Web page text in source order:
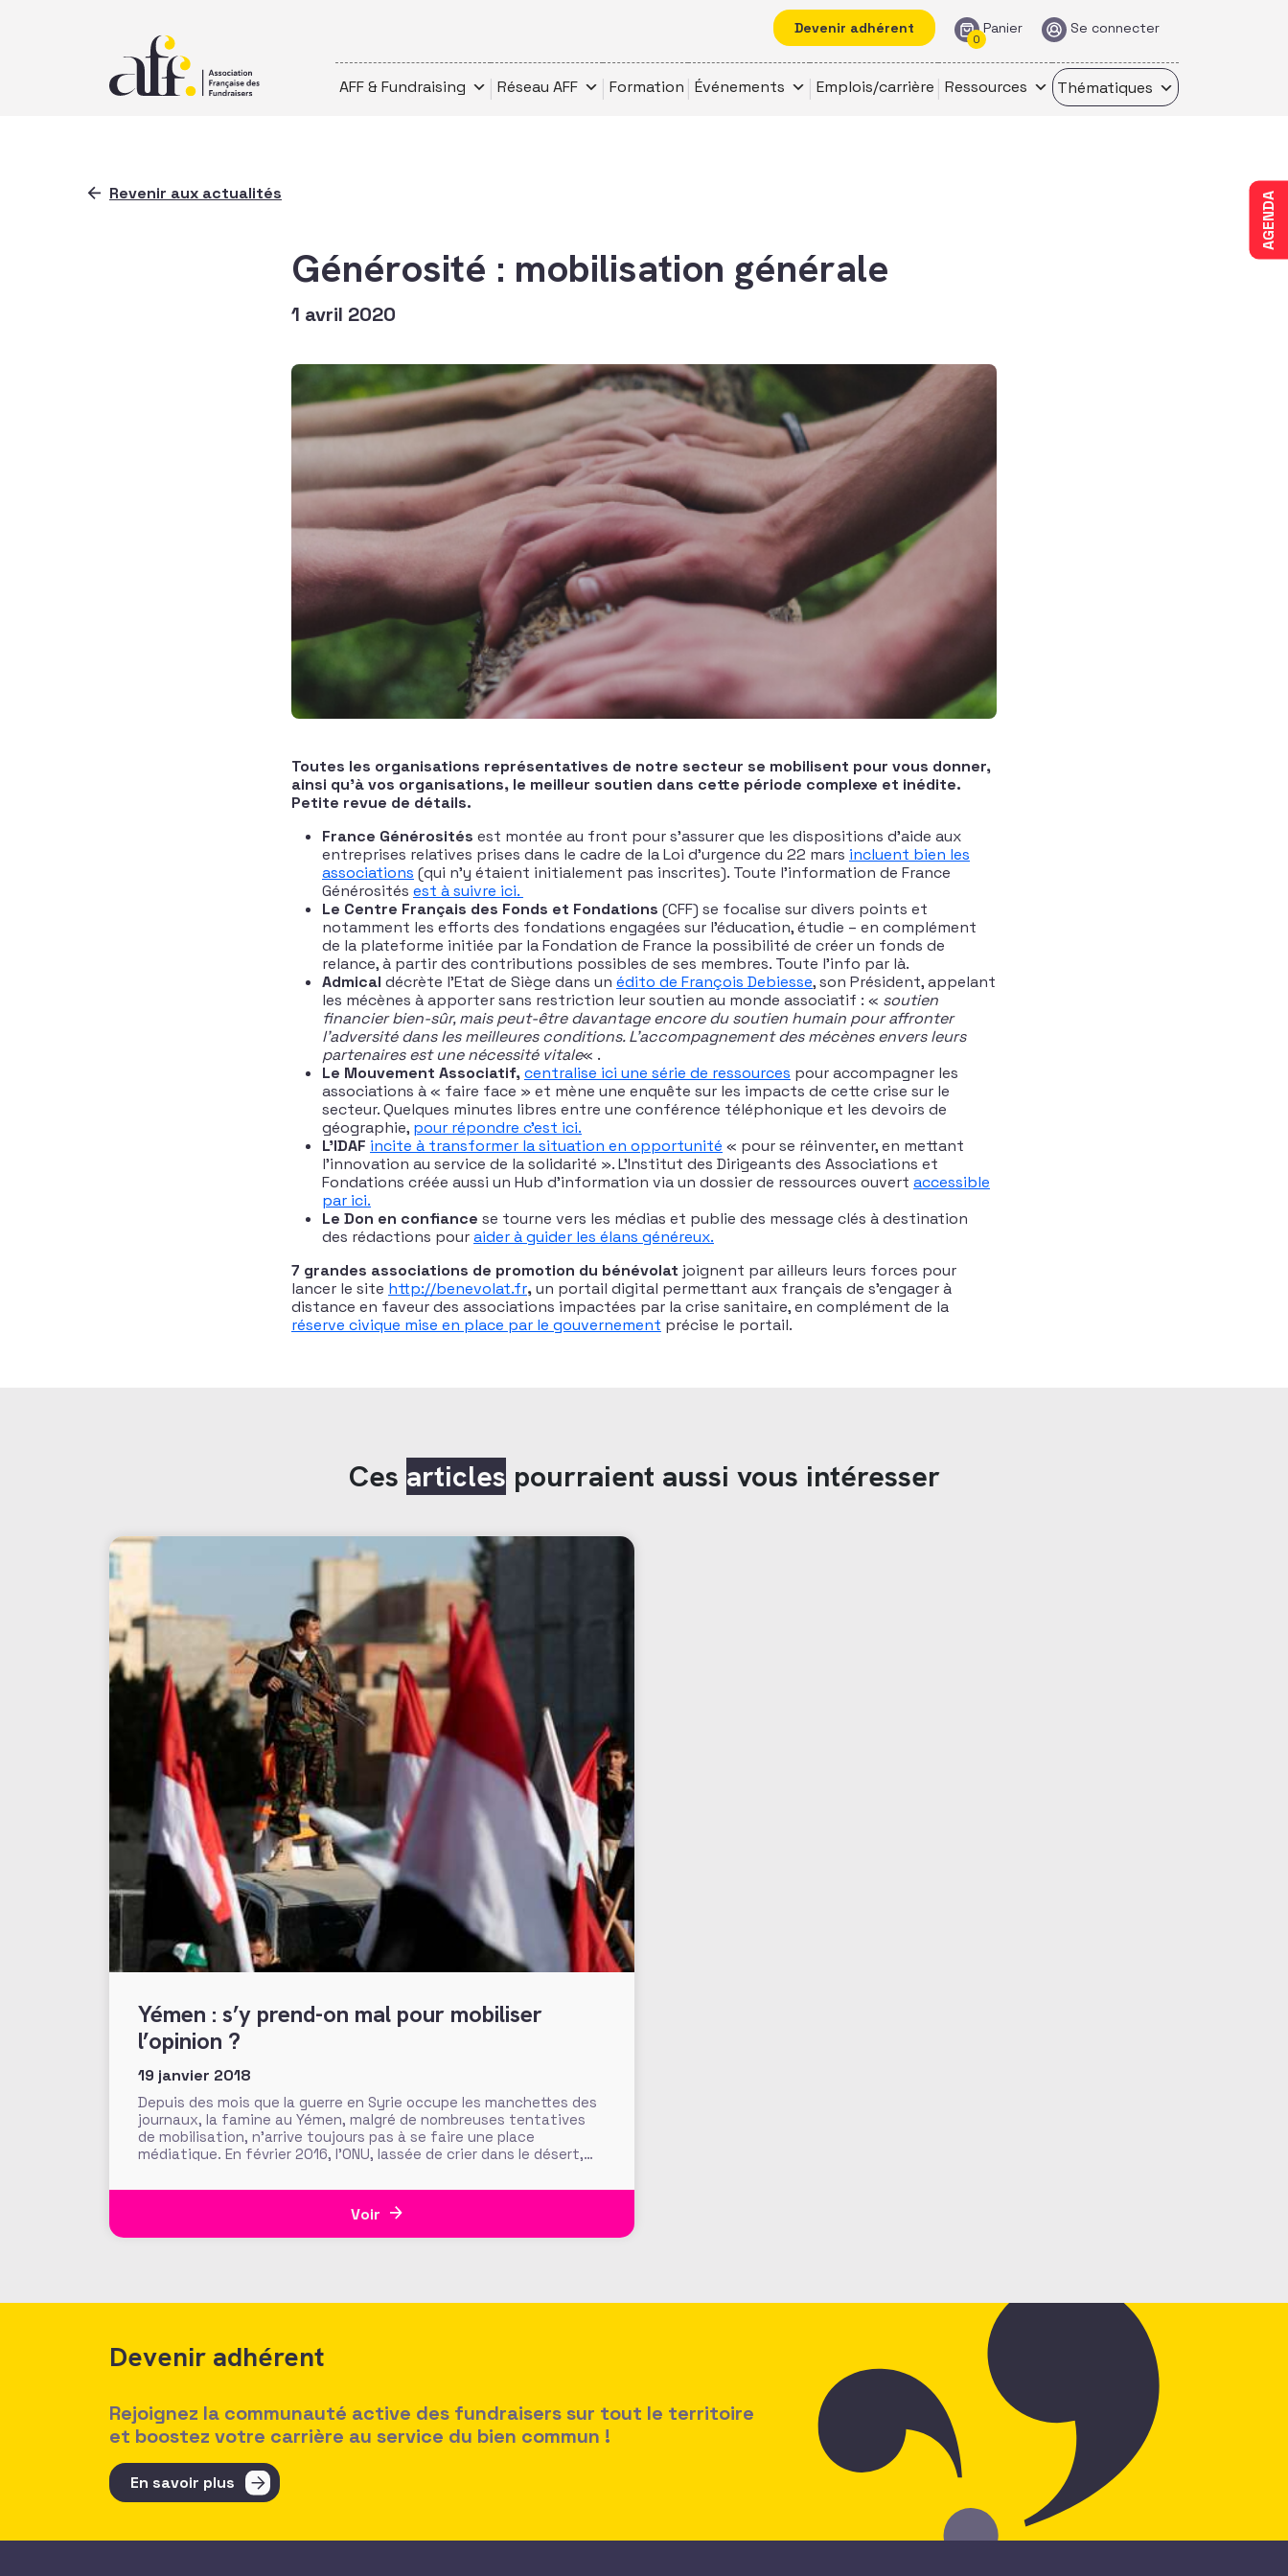
Devenir adhérent Panier
0
Se connecter
AFF & Fundraising Réseau AFF Formation Événements Emplois/carrière Ressources Thématiques
AGENDA
Revenir aux actualités
Générosité : mobilisation générale
1 avril 2020
Toutes les organisations représentatives de notre secteur se mobilisent pour vous donner,
ainsi qu’à vos organisations, le meilleur soutien dans cette période complexe et inédite.
Petite revue de détails.
France Générosités est montée au front pour s’assurer que les dispositions d’aide aux
entreprises relatives prises dans le cadre de la Loi d’urgence du 22 mars incluent bien les
associations (qui n’y étaient initialement pas inscrites). Toute l’information de France
Générosités est à suivre ici.
Le Centre Français des Fonds et Fondations (CFF) se focalise sur divers points et
notamment les efforts des fondations engagées sur l’éducation, étudie – en complément
de la plateforme initiée par la Fondation de France la possibilité de créer un fonds de
relance, à partir des contributions possibles de ses membres. Toute l’info par là.
Admical décrète l’Etat de Siège dans un édito de François Debiesse, son Président, appelant
les mécènes à apporter sans restriction leur soutien au monde associatif : « soutien
financier bien-sûr, mais peut-être davantage encore du soutien humain pour affronter
l’adversité dans les meilleures conditions. L’accompagnement des mécènes envers leurs
partenaires est une nécessité vitale« .
Le Mouvement Associatif,centralise ici une série de ressources pour accompagner les
associations à « faire face » et mène une enquête sur les impacts de cette crise sur le
secteur. Quelques minutes libres entre une conférence téléphonique et les devoirs de
géographie, pour répondre c’est ici.
L’IDAF incite à transformer la situation en opportunité « pour se réinventer, en mettant
l’innovation au service de la solidarité ». L’Institut des Dirigeants des Associations et
Fondations créée aussi un Hub d’information via un dossier de ressources ouvert accessible
par ici.
Le Don en confiance se tourne vers les médias et publie des message clés à destination
des rédactions pouraider à guider les élans généreux.
7 grandes associations de promotion du bénévolat joignent par ailleurs leurs forces pour
lancer le site http://benevolat.fr,un portail digital permettant aux français de s’engager à
distance en faveur des associations impactées par la crise sanitaire, en complément de la
réserve civique mise en place par le gouvernement précise le portail.
Ces articles pourraient aussi vous intéresser
Yémen : s’y prend-on mal pour mobiliser
l’opinion ?
19 janvier 2018
Depuis des mois que la guerre en Syrie occupe les manchettes des
journaux, la famine au Yémen, malgré de nombreuses tentatives
de mobilisation, n’arrive toujours pas à se faire une place
médiatique. En février 2016, l’ONU, lassée de crier dans le désert,
Voir
Devenir adhérent
Rejoignez la communauté active des fundraisers sur tout le territoire
et boostez votre carrière au service du bien commun !
En savoir plus